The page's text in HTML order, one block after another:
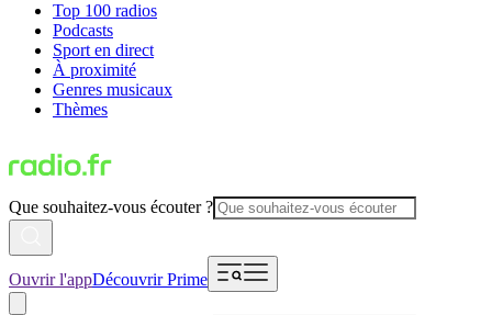
Top 100 radios
Podcasts
Sport en direct
À proximité
Genres musicaux
Thèmes
Que souhaitez-vous écouter ?
Ouvrir l'appDécouvrir Prime